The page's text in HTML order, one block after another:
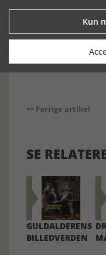
[Historie-online.dk,
Forrige artikel
SE
GULDALDERENS
BILLEDVERDEN
Kun